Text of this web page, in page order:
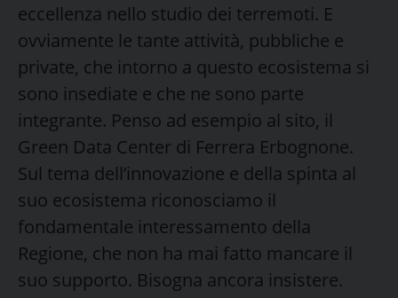
eccellenza nello studio dei terremoti. E
ovviamente le tante attività, pubbliche e
private, che intorno a questo ecosistema si
sono insediate e che ne sono parte
integrante. Penso ad esempio al sito, il
Green Data Center di Ferrera Erbognone.
Sul tema dell’innovazione e della spinta al
suo ecosistema riconosciamo il
fondamentale interessamento della
Regione, che non ha mai fatto mancare il
suo supporto. Bisogna ancora insistere.